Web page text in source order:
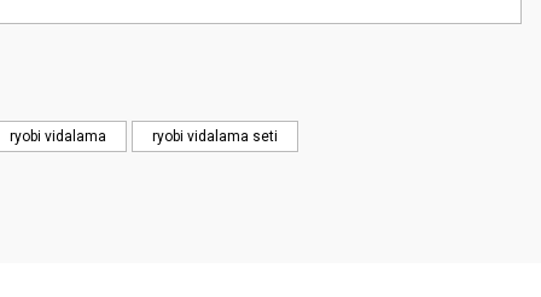
ryobi vidalama ryobi vidalama seti